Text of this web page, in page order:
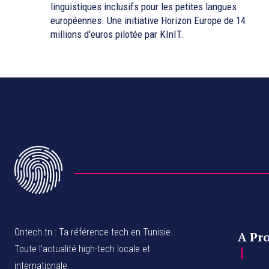
linguistiques inclusifs pour les petites langues
européennes. Une initiative Horizon Europe de 14
millions d'euros pilotée par KInIT.
Ontech.tn : Ta référence tech en Tunisie.
Toute l'actualité high-tech locale et
internationale.
A